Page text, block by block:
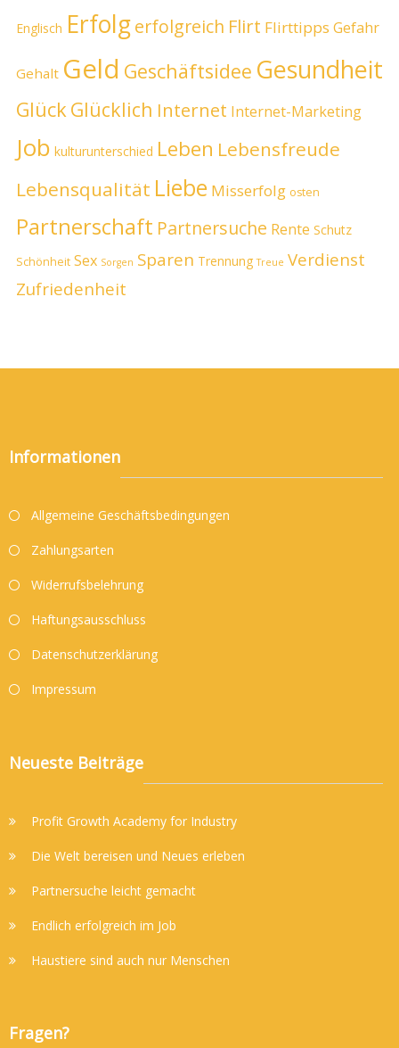
Englisch Erfolgerfolgreich Flirt Flirttipps Gefahr
Gehalt Geld Geschäftsidee Gesundheit
Glück Glücklich Internet Internet-Marketing
Job kulturunterschied Leben Lebensfreude
Lebensqualität Liebe Misserfolg osten
Partnerschaft Partnersuche Rente Schutz
Schönheit Sex Sorgen Sparen Trennung Treue Verdienst
Zufriedenheit
Informationen
Allgemeine Geschäftsbedingungen
Zahlungsarten
Widerrufsbelehrung
Haftungsausschluss
Datenschutzerklärung
Impressum
Neueste Beiträge
Profit Growth Academy for Industry
Die Welt bereisen und Neues erleben
Partnersuche leicht gemacht
Endlich erfolgreich im Job
Haustiere sind auch nur Menschen
Fragen?